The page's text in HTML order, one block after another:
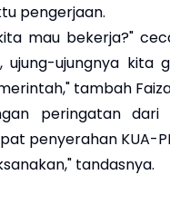
pengerjaan.
mau bekerja?"
ujungnya kita
tambah
peringatan dari
penyerahan KUA-
tandasnya.